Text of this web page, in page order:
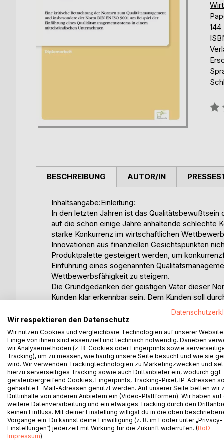
144
BESCHREIBUNG
Inhaltsangabe:Einleitung:
In den letzten Jahren ist das
auf die schon einige Jahre anhaltende schlechte
starke Konkurrenz im wirtschaftlichen
Innovationen aus finanziellen Gesichtspunkten
Produktpalette gesteigert werden, um
Einführung eines sogenannten
Wettbewerbsfähigkeit zu steigern.
Die Grundgedanken der geistigen Väter dieser
Kunden klar erkennbar sein. Dem Kunden soll
dokumentiert werden, daß Qualität produziert
Lieferanten persönlich überzeugen kann, indem
wahrscheinlich viel wichtigere Gedanke war
Zertifikat belegbaren Stand stehenbleiben soll,
System "lebt" und ständig weiter vorangetrieben
Normen der Reihe ISO 9000 ff. wird derzeit
vergangenen Jahren bedeutend ruhiger geworden
Die Zielsetzung der Arbeit ist zum einen
an einzelne Bezugsgrößen stellt. Zum anderen
eines Qualitätsmanagement-Systems aufgezeigt
überprüft, ob die im Einzelfall gemachten
Die Normen der Reihe ISO 9000 ff. umfassen
Systemen (9001-9003). Es gibt weiterhin
darstellen und Normen, hauptsächlich aus der
AUTOR/IN
Wir respektieren den Datenschutz
Wir nutzen Cookies und vergleichbare Technologien auf unserer Website.
Einige von ihnen sind essenziell und technisch notwendig. Daneben
wir Analysemethoden (z. B. Cookies oder Fingerprints sowie
Tracking), um zu messen, wie häufig unsere Seite besucht und wie sie
wird. Wir verwenden Trackingtechnologien zu Marketingzwecken und
hierzu serverseitiges Tracking sowie auch Drittanbieter ein, wodurch ggf.
geräteübergreifend Cookies, Fingerprints, Tracking-Pixel, IP-Adressen
gehashte E-Mail-Adressen genutzt werden. Auf unserer Seite betten wir
Drittinhalte von anderen Anbietern ein (Video-Plattformen). Wir haben auf
weitere Datenverarbeitung und ein etwaiges Tracking durch den
keinen Einfluss. Mit deiner Einstellung willigst du in die oben
Vorgänge ein. Du kannst deine Einwilligung (z. B. im Footer unter „Privacy-
Einstellungen“) jederzeit mit Wirkung für die Zukunft widerrufen. (BoD-
Impressum)